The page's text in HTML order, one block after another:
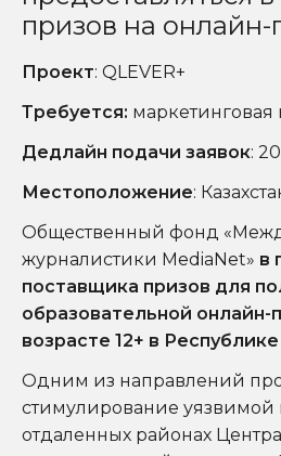
призов на
Проект: QLEVER+
Требуется: маркетинговая
Дедлайн подачи заявок:
Местоположение:
Общественный фонд
журналистики MediaNet» в
поставщика призов для
образовательной
возрасте 12+ в
Одним из направлений
стимулирование
отдаленных районах